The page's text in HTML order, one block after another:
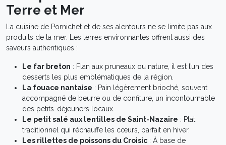
Terre et Mer
La cuisine de Pornichet et de ses alentours ne se limite pas aux
produits de la mer. Les terres environnantes offrent aussi des
saveurs authentiques :
Le far breton : Flan aux pruneaux ou nature, il est l’un des
desserts les plus emblématiques de la région.
La fouace nantaise : Pain légèrement brioché, souvent
accompagné de beurre ou de confiture, un incontournable
des petits-déjeuners locaux.
Le petit salé aux lentilles de Saint-Nazaire : Plat
traditionnel qui réchauffe les cœurs, parfait en hiver.
Les rillettes de poissons du Croisic : À base de